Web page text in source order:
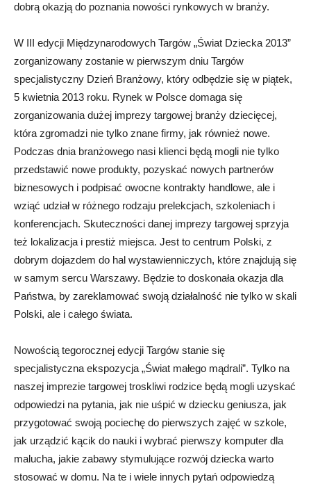
dobrą okazją do poznania nowości rynkowych w branży.
W III edycji Międzynarodowych Targów „Świat Dziecka 2013”
zorganizowany zostanie w pierwszym dniu Targów
specjalistyczny Dzień Branżowy, który odbędzie się w piątek,
5 kwietnia 2013 roku. Rynek w Polsce domaga się
zorganizowania dużej imprezy targowej branży dziecięcej,
która zgromadzi nie tylko znane firmy, jak również nowe.
Podczas dnia branżowego nasi klienci będą mogli nie tylko
przedstawić nowe produkty, pozyskać nowych partnerów
biznesowych i podpisać owocne kontrakty handlowe, ale i
wziąć udział w różnego rodzaju prelekcjach, szkoleniach i
konferencjach. Skuteczności danej imprezy targowej sprzyja
też lokalizacja i prestiż miejsca. Jest to centrum Polski, z
dobrym dojazdem do hal wystawienniczych, które znajdują się
w samym sercu Warszawy. Będzie to doskonała okazja dla
Państwa, by zareklamować swoją działalność nie tylko w skali
Polski, ale i całego świata.
Nowością tegorocznej edycji Targów stanie się
specjalistyczna ekspozycja „Świat małego mądrali”. Tylko na
naszej imprezie targowej troskliwi rodzice będą mogli uzyskać
odpowiedzi na pytania, jak nie uśpić w dziecku geniusza, jak
przygotować swoją pociechę do pierwszych zajęć w szkole,
jak urządzić kącik do nauki i wybrać pierwszy komputer dla
malucha, jakie zabawy stymulujące rozwój dziecka warto
stosować w domu. Na te i wiele innych pytań odpowiedzą